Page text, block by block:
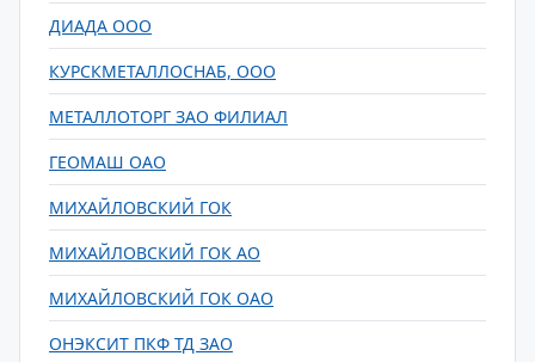
ДИАДА ООО
КУРСКМЕТАЛЛОСНАБ, ООО
МЕТАЛЛОТОРГ ЗАО ФИЛИАЛ
ГЕОМАШ ОАО
МИХАЙЛОВСКИЙ ГОК
МИХАЙЛОВСКИЙ ГОК АО
МИХАЙЛОВСКИЙ ГОК ОАО
ОНЭКСИТ ПКФ ТД ЗАО